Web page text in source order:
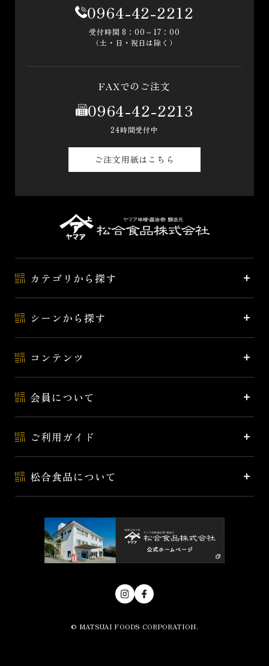
0964-42-2212
受付時間 8：00～17：00
（土・日・祝日は除く）
FAXでのご注文
0964-42-2213
24時間受付中
ご注文用紙はこちら
カテゴリから探す
シーンから探す
コンテンツ
会員について
ご利用ガイド
松合食品について
© MATSUAI FOODS CORPORATION.